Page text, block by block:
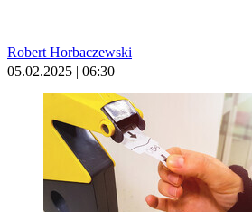
Robert Horbaczewski
05.02.2025 | 06:30